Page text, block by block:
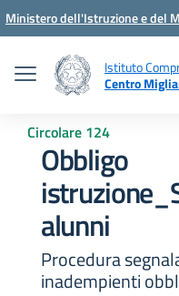
Vai ai contenuti
Vai al menu di navigazione
Vai al footer
Ministero dell'Istruzione e del
Istituto
Centro
Circolare 124
Obbligo
alunni
Procedura
inadempienti